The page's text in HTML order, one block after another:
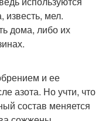
мел.
дома, либо их
и ее
азота. Но учти, что
состав меняется